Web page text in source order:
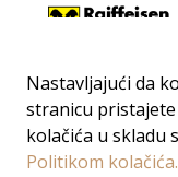
Sva prava
Nastavljajući da
stranicu
kolačića u skladu
Politikom kolačića.